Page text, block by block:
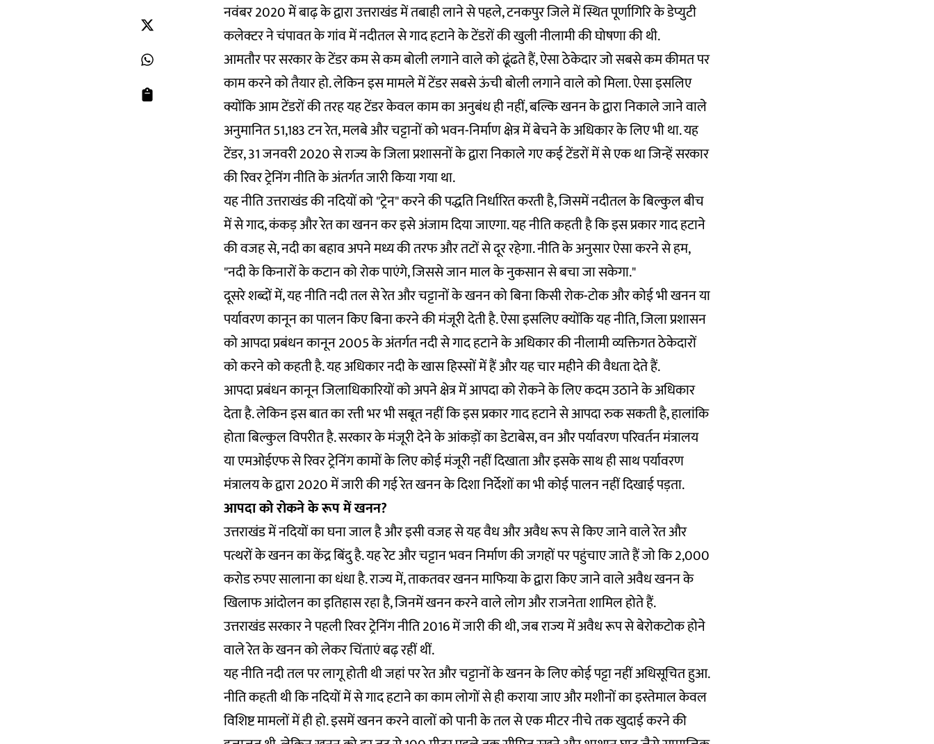
नवंबर 2020 में बाढ़ के द्वारा उत्तराखंड में तबाही लाने से पहले, टनकपुर जिले में स्थित पूर्णागिरि के डेप्युटी
कलेक्टर ने चंपावत के गांव में नदीतल से गाद हटाने के टेंडरों की खुली नीलामी की घोषणा की थी.
आमतौर पर सरकार के टेंडर कम से कम बोली लगाने वाले को ढूंढते हैं, ऐसा ठेकेदार जो सबसे कम कीमत पर
काम करने को तैयार हो. लेकिन इस मामले में टेंडर सबसे ऊंची बोली लगाने वाले को मिला. ऐसा इसलिए
क्योंकि आम टेंडरों की तरह यह टेंडर केवल काम का अनुबंध ही नहीं, बल्कि खनन के द्वारा निकाले जाने वाले
अनुमानित 51,183 टन रेत, मलबे और चट्टानों को भवन-निर्माण क्षेत्र में बेचने के अधिकार के लिए भी था. यह
टेंडर, 31 जनवरी 2020 से राज्य के जिला प्रशासनों के द्वारा निकाले गए कई टेंडरों में से एक था जिन्हें सरकार
की रिवर ट्रेनिंग नीति के अंतर्गत जारी किया गया था.
यह नीति उत्तराखंड की नदियों को "ट्रेन" करने की पद्धति निर्धारित करती है, जिसमें नदीतल के बिल्कुल बीच
में से गाद, कंकड़ और रेत का खनन कर इसे अंजाम दिया जाएगा. यह नीति कहती है कि इस प्रकार गाद हटाने
की वजह से, नदी का बहाव अपने मध्य की तरफ और तटों से दूर रहेगा. नीति के अनुसार ऐसा करने से हम,
"नदी के किनारों के कटान को रोक पाएंगे, जिससे जान माल के नुकसान से बचा जा सकेगा."
दूसरे शब्दों में, यह नीति नदी तल से रेत और चट्टानों के खनन को बिना किसी रोक-टोक और कोई भी खनन या
पर्यावरण कानून का पालन किए बिना करने की मंजूरी देती है. ऐसा इसलिए क्योंकि यह नीति, जिला प्रशासन
को आपदा प्रबंधन कानून 2005 के अंतर्गत नदी से गाद हटाने के अधिकार की नीलामी व्यक्तिगत ठेकेदारों
को करने को कहती है. यह अधिकार नदी के खास हिस्सों में हैं और यह चार महीने की वैधता देते हैं.
आपदा प्रबंधन कानून जिलाधिकारियों को अपने क्षेत्र में आपदा को रोकने के लिए कदम उठाने के अधिकार
देता है. लेकिन इस बात का रत्ती भर भी सबूत नहीं कि इस प्रकार गाद हटाने से आपदा रुक सकती है, हालांकि
होता बिल्कुल विपरीत है. सरकार के मंजूरी देने के आंकड़ों का डेटाबेस, वन और पर्यावरण परिवर्तन मंत्रालय
या एमओईएफ से रिवर ट्रेनिंग कामों के लिए कोई मंजूरी नहीं दिखाता और इसके साथ ही साथ पर्यावरण
मंत्रालय के द्वारा 2020 में जारी की गई रेत खनन के दिशा निर्देशों का भी कोई पालन नहीं दिखाई पड़ता.
आपदा को रोकने के रूप में खनन?
उत्तराखंड में नदियों का घना जाल है और इसी वजह से यह वैध और अवैध रूप से किए जाने वाले रेत और
पत्थरों के खनन का केंद्र बिंदु है. यह रेट और चट्टान भवन निर्माण की जगहों पर पहुंचाए जाते हैं जो कि 2,000
करोड रुपए सालाना का धंधा है. राज्य में, ताकतवर खनन माफिया के द्वारा किए जाने वाले अवैध खनन के
खिलाफ आंदोलन का इतिहास रहा है, जिनमें खनन करने वाले लोग और राजनेता शामिल होते हैं.
उत्तराखंड सरकार ने पहली रिवर ट्रेनिंग नीति 2016 में जारी की थी, जब राज्य में अवैध रूप से बेरोकटोक होने
वाले रेत के खनन को लेकर चिंताएं बढ़ रहीं थीं.
यह नीति नदी तल पर लागू होती थी जहां पर रेत और चट्टानों के खनन के लिए कोई पट्टा नहीं अधिसूचित हुआ.
नीति कहती थी कि नदियों में से गाद हटाने का काम लोगों से ही कराया जाए और मशीनों का इस्तेमाल केवल
विशिष्ट मामलों में ही हो. इसमें खनन करने वालों को पानी के तल से एक मीटर नीचे तक खुदाई करने की